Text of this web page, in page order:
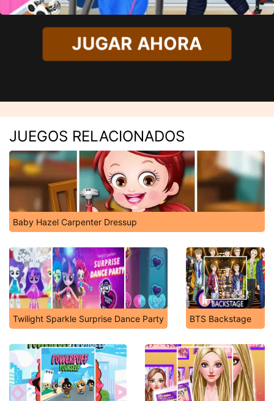
JUGAR AHORA
JUEGOS RELACIONADOS
Baby Hazel Carpenter Dressup
Twilight Sparkle Surprise Dance Party BTS Backstage